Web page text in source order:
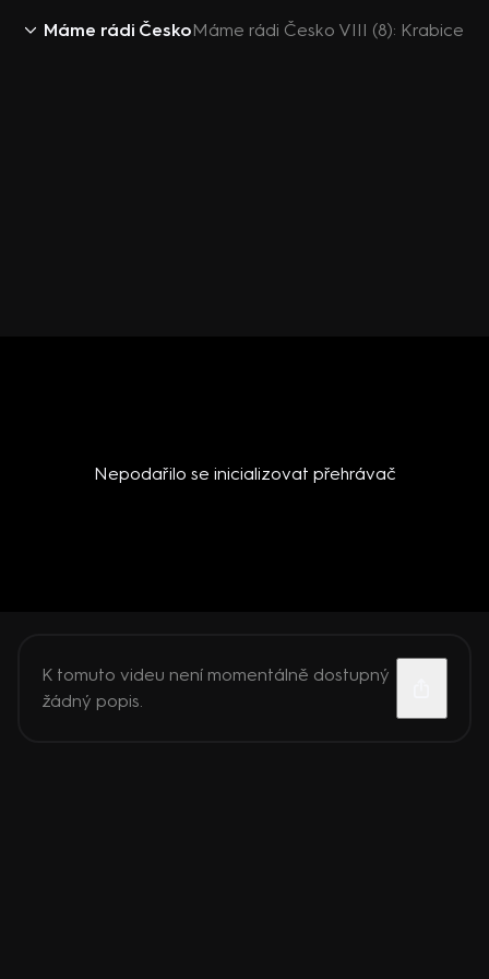
Máme rádi ČeskoMáme rádi Česko VIII (8): Krabice
Nepodařilo se inicializovat přehrávač
K tomuto videu není momentálně dostupný
žádný popis.